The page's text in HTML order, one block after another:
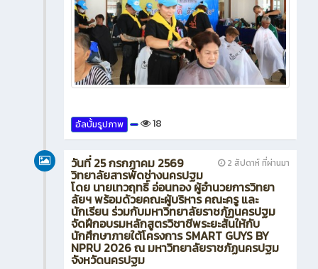
อัลบั้มรูปภาพ 18
2 สัปดาห์ ที่ผ่านมา
วันที่ 25 กรกฏาคม 2569
วิทยาลัยสารพัดช่างนครปฐม
โดย นายเทวฤทธิ์ อ่อนทอง ผู้อำนวยการวิทยา
ลัยฯ พร้อมด้วยคณะผู้บริหาร คณะครู และ
นักเรียน ร่วมกับมหาวิทยาลัยราชภัฏนครปฐม
จัดฝึกอบรมหลักสูตรวิชาชีพระยะสั้นให้กับ
นักศึกษาภายใต้โครงการ SMART GUYS BY
NPRU 2026 ณ มหาวิทยาลัยราชภัฏนครปฐม
จังหวัดนครปฐม